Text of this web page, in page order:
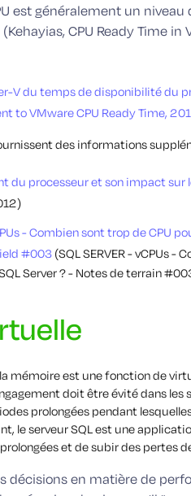
est généralement un
CPU Ready Time
Vdu temps de disponibilité du
to VMware CPU Ready Time,
des informations
du processeur et son impact sur
- Combien sont trop de CPU
#003 (SQL SERVER - vCPUs -
Server ? - Notes de terrain
mémoire est une fonction de
doit être évité dans les
prolongées pendant
le serveur SQL est une
et de subir des pertes
décisions en matière de